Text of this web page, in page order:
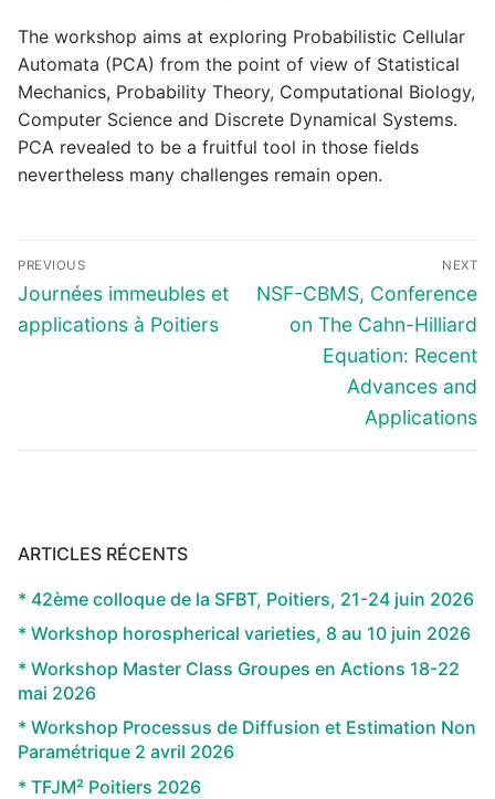
The workshop aims at exploring Probabilistic Cellular
Automata (PCA) from the point of view of Statistical
Mechanics, Probability Theory, Computational Biology,
Computer Science and Discrete Dynamical Systems.
PCA revealed to be a fruitful tool in those fields
nevertheless many challenges remain open.
Navigation
de
l’article
PREVIOUS
Previous
post:
Journées immeubles et
applications à Poitiers
NEXT
Next
post:
NSF-CBMS, Conference
on The Cahn-Hilliard
Equation: Recent
Advances and
Applications
ARTICLES RÉCENTS
* 42ème colloque de la SFBT, Poitiers, 21-24 juin 2026
* Workshop horospherical varieties, 8 au 10 juin 2026
* Workshop Master Class Groupes en Actions 18-22
mai 2026
* Workshop Processus de Diffusion et Estimation Non
Paramétrique 2 avril 2026
* TFJM² Poitiers 2026